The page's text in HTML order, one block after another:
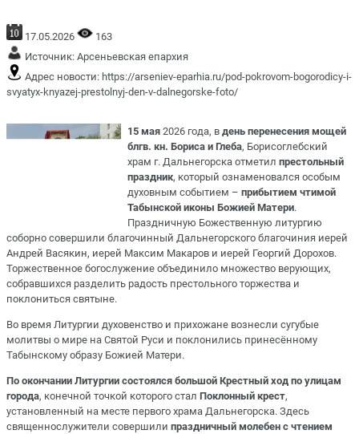
17.05.2026
163
Источник: Арсеньевская епархия
Адрес новости: https://arseniev-eparhia.ru/pod-pokrovom-bogorodicy-i-
svyatyx-knyazej-prestolnyj-den-v-dalnegorske-foto/
15 мая 2026 года, вдень перенесения мощей
блгв. кн. Бориса и Глеба, Борисоглебский
храм г. Дальнегорска отметилпрестольный
праздник, который ознаменовался особым
духовным событием –прибытием чтимой
Табынской иконы Божией Матери.
Праздничную Божественную литургию
соборно совершили благочинный Дальнегорского благочиния иерей
Андрей Васякин, иерей Максим Макаров и иерей Георгий Дорохов.
Торжественное богослужение объединило множество верующих,
собравшихся разделить радость престольного торжества и
поклониться святыне.
Во время Литургии духовенство и прихожане вознесли сугубые
молитвы о мире на Святой Руси и поклонились принесённому
Табынскому образу Божией Матери.
По окончании Литургии состоялся большой Крестный ход по улицам
города, конечной точкой которого стал Поклонный крест,
установленный на месте первого храма Дальнегорска. Здесь
священнослужители совершили праздничный молебен с чтением